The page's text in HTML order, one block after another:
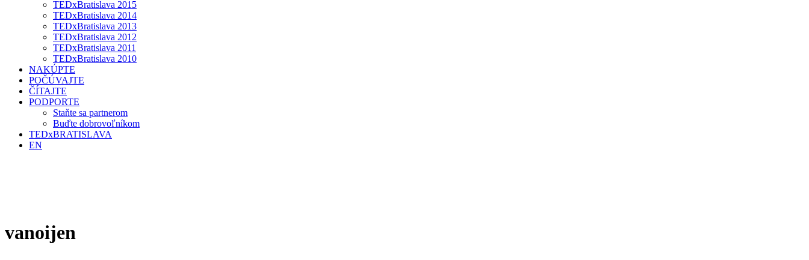
TEDxBratislava 2015
TEDxBratislava 2014
TEDxBratislava 2013
TEDxBratislava 2012
TEDxBratislava 2011
TEDxBratislava 2010
NAKÚPTE
POČÚVAJTE
ČÍTAJTE
PODPORTE
Staňte sa partnerom
Buďte dobrovoľníkom
TEDxBRATISLAVA
EN
vanoijen